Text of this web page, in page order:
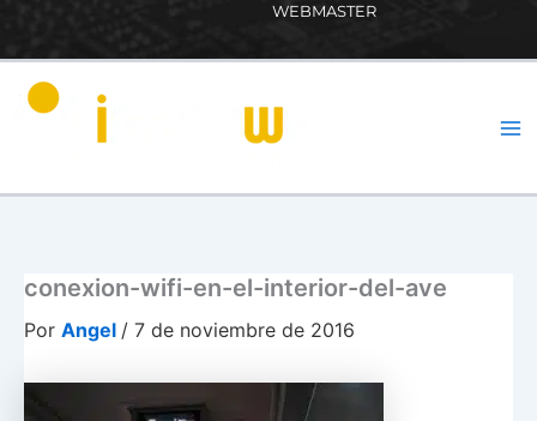
WEBMASTER
conexion-wifi-en-el-interior-del-ave
Por Angel / 7 de noviembre de 2016